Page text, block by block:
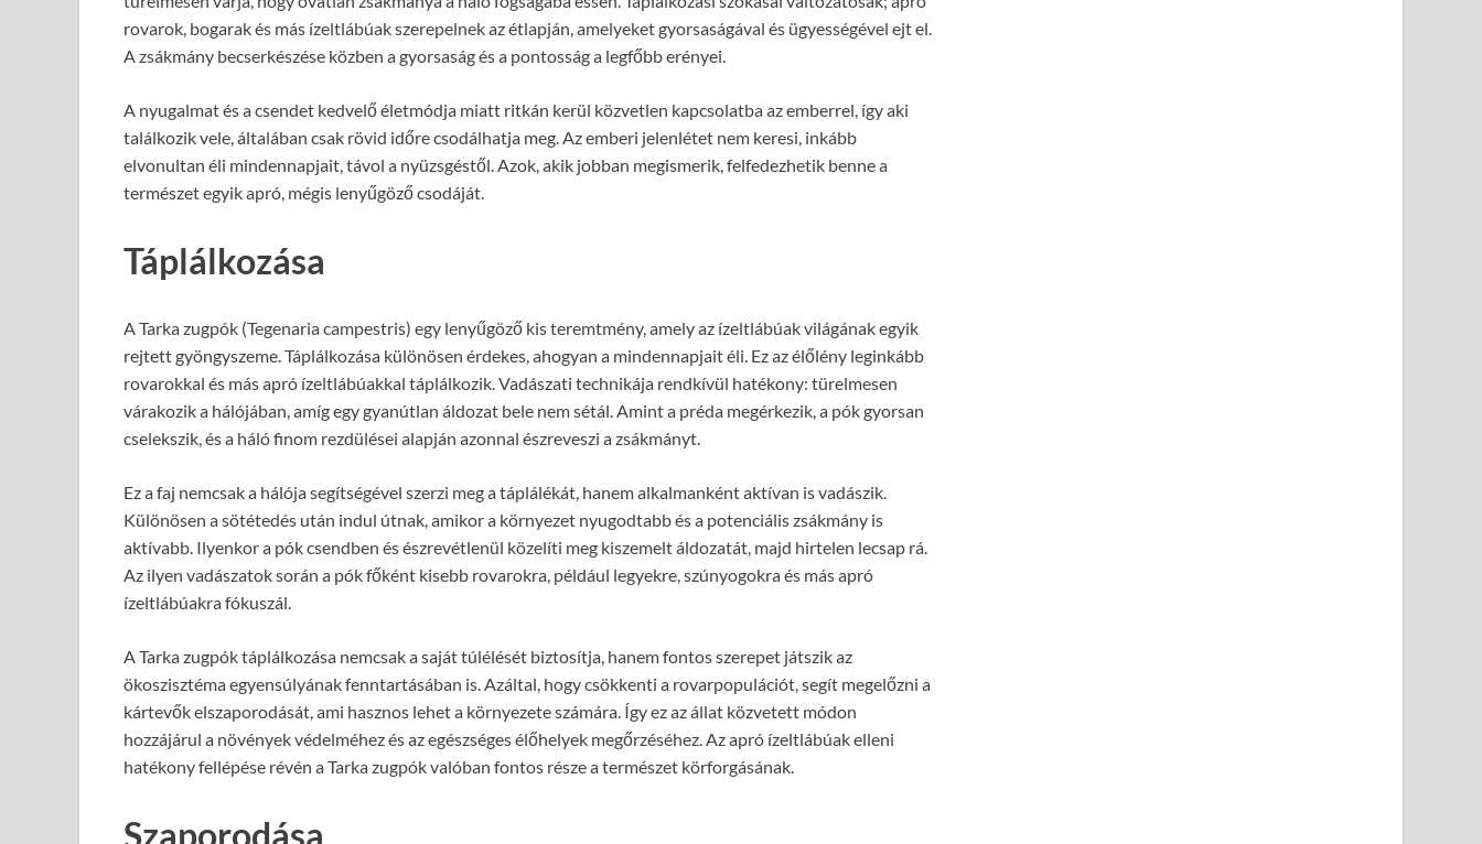
rovarok, bogarak és más ízeltlábúak szerepelnek az étlapján, amelyeket gyorsaságával és ügyességével ejt el.
A zsákmány becserkészése közben a gyorsaság és a pontosság a legfőbb erényei.
A nyugalmat és a csendet kedvelő életmódja miatt ritkán kerül közvetlen kapcsolatba az emberrel, így aki
találkozik vele, általában csak rövid időre csodálhatja meg. Az emberi jelenlétet nem keresi, inkább
elvonultan éli mindennapjait, távol a nyüzsgéstől. Azok, akik jobban megismerik, felfedezhetik benne a
természet egyik apró, mégis lenyűgöző csodáját.
Táplálkozása
A Tarka zugpók (Tegenaria campestris) egy lenyűgöző kis teremtmény, amely az ízeltlábúak világának egyik
rejtett gyöngyszeme. Táplálkozása különösen érdekes, ahogyan a mindennapjait éli. Ez az élőlény leginkább
rovarokkal és más apró ízeltlábúakkal táplálkozik. Vadászati technikája rendkívül hatékony: türelmesen
várakozik a hálójában, amíg egy gyanútlan áldozat bele nem sétál. Amint a préda megérkezik, a pók gyorsan
cselekszik, és a háló finom rezdülései alapján azonnal észreveszi a zsákmányt.
Ez a faj nemcsak a hálója segítségével szerzi meg a táplálékát, hanem alkalmanként aktívan is vadászik.
Különösen a sötétedés után indul útnak, amikor a környezet nyugodtabb és a potenciális zsákmány is
aktívabb. Ilyenkor a pók csendben és észrevétlenül közelíti meg kiszemelt áldozatát, majd hirtelen lecsap rá.
Az ilyen vadászatok során a pók főként kisebb rovarokra, például legyekre, szúnyogokra és más apró
ízeltlábúakra fókuszál.
A Tarka zugpók táplálkozása nemcsak a saját túlélését biztosítja, hanem fontos szerepet játszik az
ökoszisztéma egyensúlyának fenntartásában is. Azáltal, hogy csökkenti a rovarpopulációt, segít megelőzni a
kártevők elszaporodását, ami hasznos lehet a környezete számára. Így ez az állat közvetett módon
hozzájárul a növények védelméhez és az egészséges élőhelyek megőrzéséhez. Az apró ízeltlábúak elleni
hatékony fellépése révén a Tarka zugpók valóban fontos része a természet körforgásának.
Szaporodása